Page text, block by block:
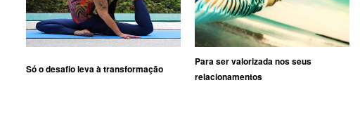
Só o desafio leva à transformação
Para ser valorizada nos seus
relacionamentos